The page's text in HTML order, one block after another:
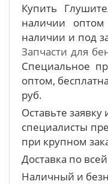
Купить
наличии
наличии и под
Запчасти для
Специальное
оптом,
руб.
Оставьте
специалисты
при крупном
Доставка по
Наличный и